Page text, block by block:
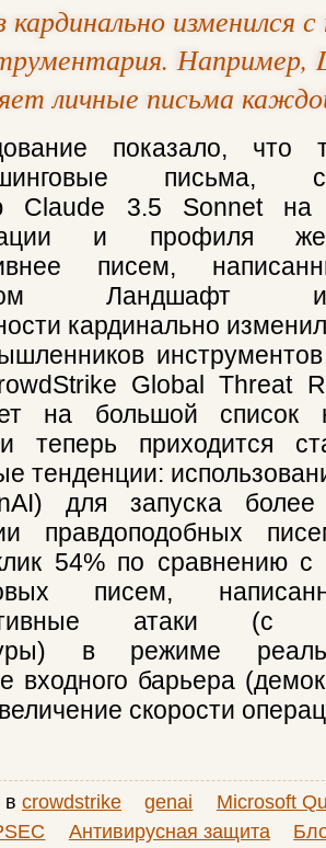
изменился
Например,
личные письма
показало, что
письма,
Claude 3.5 Sonnet на
и профиля
писем,
Ландшафт
кардинально
Global Threat
на большой список
теперь приходится
тенденции:
для запуска более
правдоподобных
54% по сравнению с
писем,
атаки (с
в режиме
входного барьера
скорости
в crowdstrike genai
Microsoft
Антивирусная защита